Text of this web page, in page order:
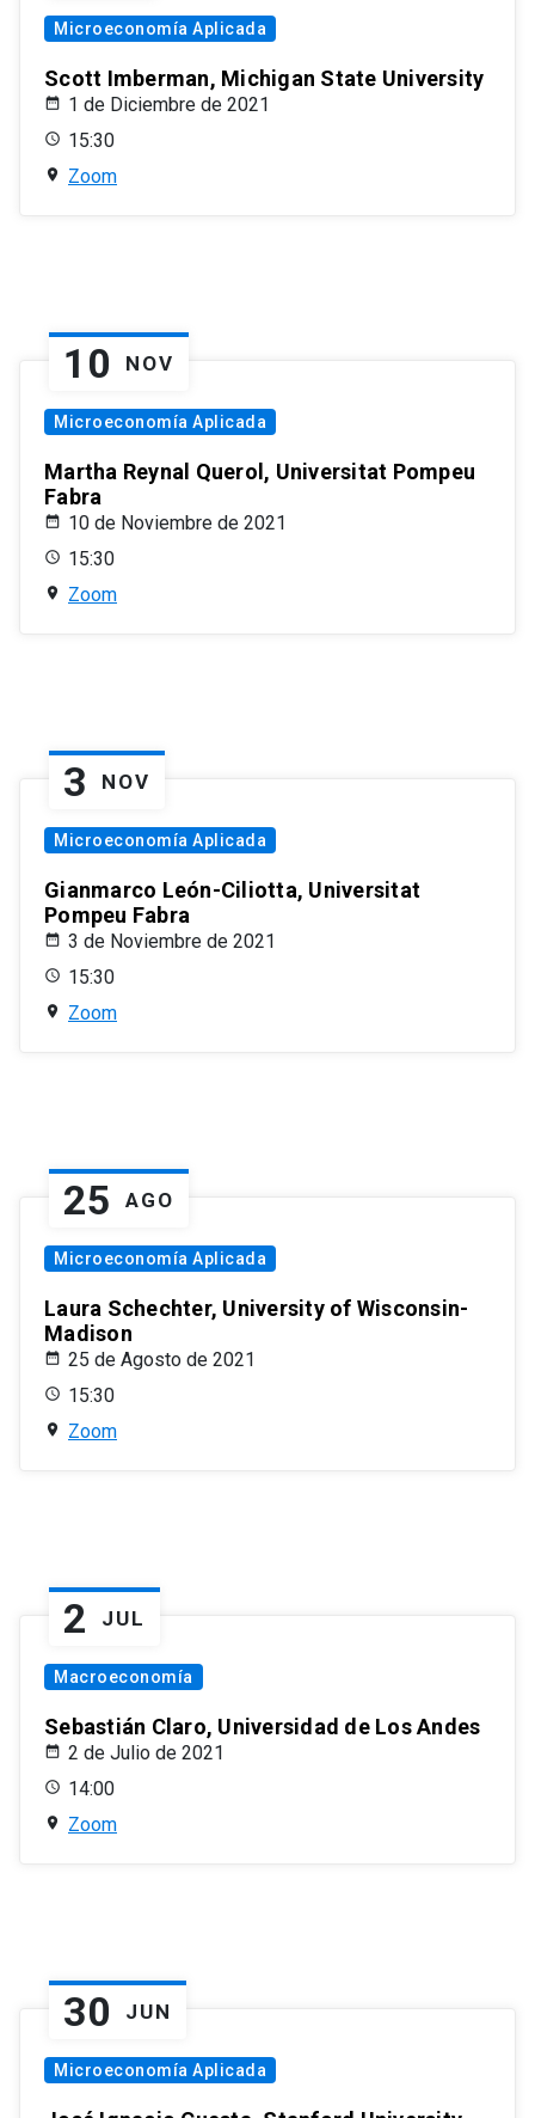
Microeconomía Aplicada
Scott Imberman, Michigan State University
1 de Diciembre de 2021
15:30
Zoom
10 NOV
Microeconomía Aplicada
Martha Reynal Querol, Universitat Pompeu
Fabra
10 de Noviembre de 2021
15:30
Zoom
3 NOV
Microeconomía Aplicada
Gianmarco León-Ciliotta, Universitat
Pompeu Fabra
3 de Noviembre de 2021
15:30
Zoom
25 AGO
Microeconomía Aplicada
Laura Schechter, University of Wisconsin-
Madison
25 de Agosto de 2021
15:30
Zoom
2 JUL
Macroeconomía
Sebastián Claro, Universidad de Los Andes
2 de Julio de 2021
14:00
Zoom
30 JUN
Microeconomía Aplicada